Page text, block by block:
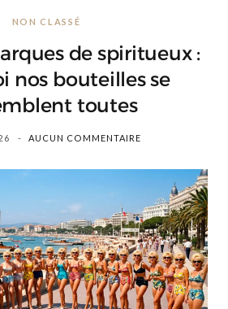
m
NON CLASSÉ
de spiritueux :
nos bouteilles se
toutes
AUCUN COMMENTAIRE